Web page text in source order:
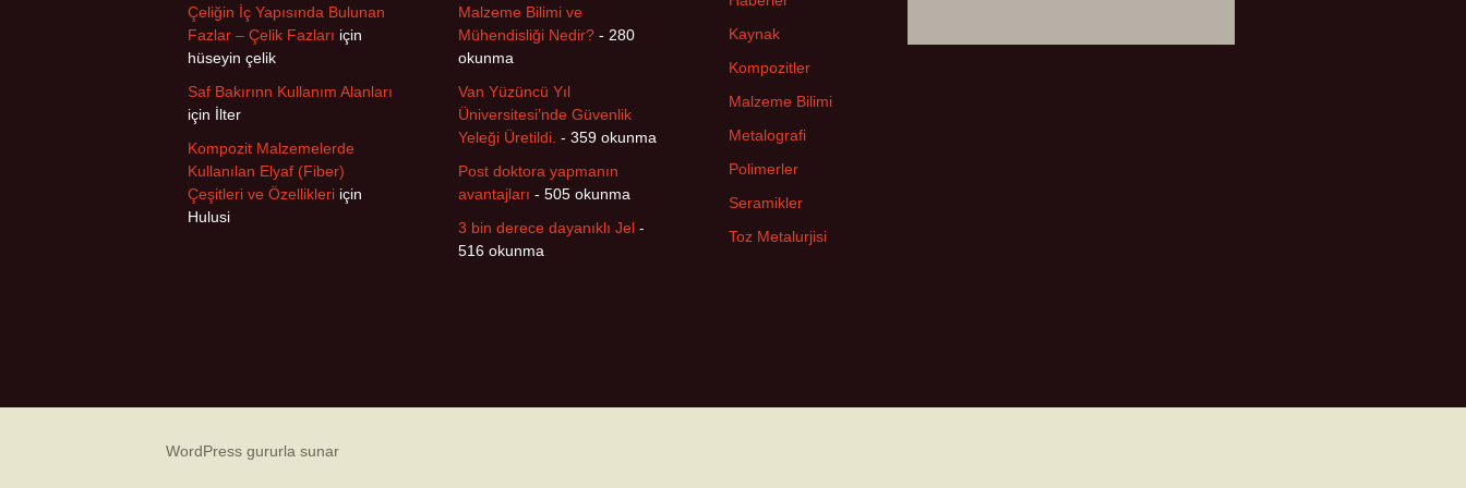
Çeliğin İç Yapısında Bulunan
Fazlar – Çelik Fazları için
hüseyin çelik
Saf Bakırınn Kullanım Alanları
için İlter
Kompozit Malzemelerde
Kullanılan Elyaf (Fiber)
Çeşitleri ve Özellikleri için
Hulusi
Malzeme Bilimi ve
Mühendisliği Nedir? - 280
okunma
Van Yüzüncü Yıl
Üniversitesi’nde Güvenlik
Yeleği Üretildi. - 359 okunma
Post doktora yapmanın
avantajları - 505 okunma
3 bin derece dayanıklı Jel -
516 okunma
Kaynak
Kompozitler
Malzeme Bilimi
Metalografi
Polimerler
Seramikler
Toz Metalurjisi
WordPress gururla sunar